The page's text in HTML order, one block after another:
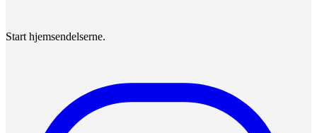
Start hjemsendelserne.